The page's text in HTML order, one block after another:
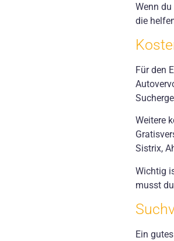
Wenn du
die
Für den
Weitere
Sistrix,
Wichtig
musst
Ein